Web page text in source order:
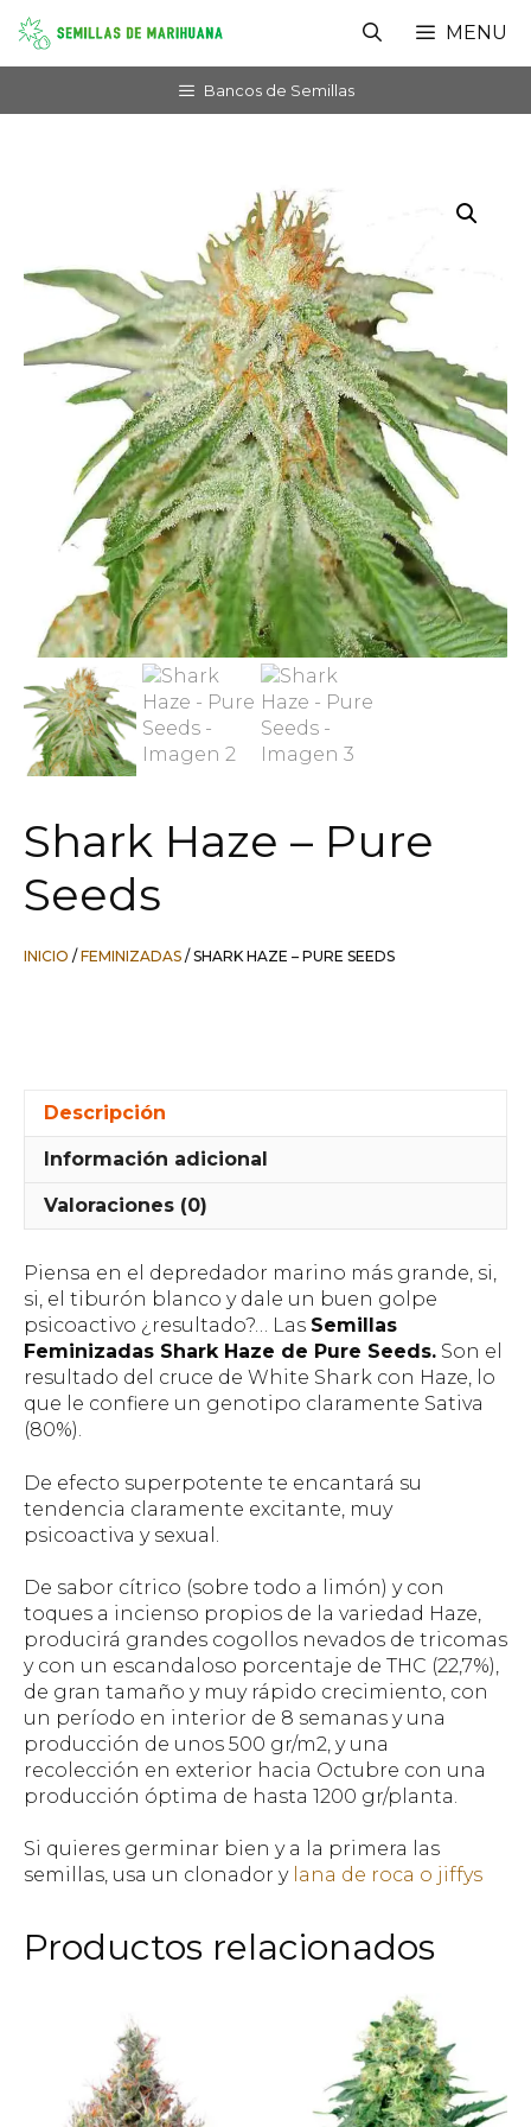
Saltar
contenido
MENU
Bancos de Semillas
Shark Haze – Pure
Seeds
INICIO / FEMINIZADAS / SHARK HAZE – PURE SEEDS
Descripción
Información adicional
Valoraciones (0)
Piensa en el depredador marino más grande, si,
si, el tiburón blanco y dale un buen golpe
psicoactivo ¿resultado?… Las Semillas
Feminizadas Shark Haze de Pure Seeds. Son el
resultado del cruce de White Shark con Haze, lo
que le confiere un genotipo claramente Sativa
(80%).
De efecto superpotente te encantará su
tendencia claramente excitante, muy
psicoactiva y sexual.
De sabor cítrico (sobre todo a limón) y con
toques a incienso propios de la variedad Haze,
producirá grandes cogollos nevados de tricomas
y con un escandaloso porcentaje de THC (22,7%),
de gran tamaño y muy rápido crecimiento, con
un período en interior de 8 semanas y una
producción de unos 500 gr/m2, y una
recolección en exterior hacia Octubre con una
producción óptima de hasta 1200 gr/planta.
Si quieres germinar bien y a la primera las
semillas, usa un clonador y lana de roca o jiffys
Productos relacionados